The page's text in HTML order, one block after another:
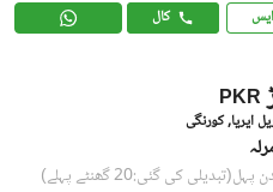
کال
PKR
ایریا, کورنگی
(تبدیلی کی گئی:20 گھنٹے پہلے)